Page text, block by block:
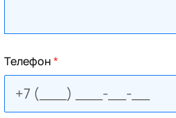
Телефон*